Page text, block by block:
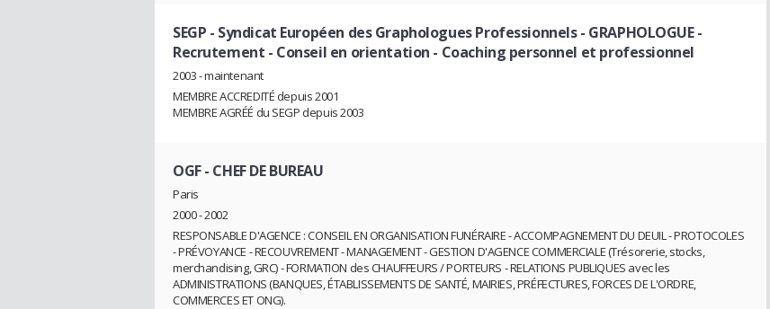
SEGP - Syndicat Européen des Graphologues Professionnels- GRAPHOLOGUE -
Recrutement - Conseil en orientation - Coaching personnel et professionnel
2003 - maintenant
MEMBRE ACCREDITÉ depuis 2001
MEMBRE AGRÉÉ du SEGP depuis 2003
OGF- CHEF DE BUREAU
Paris
2000 - 2002
RESPONSABLE D'AGENCE : CONSEIL EN ORGANISATION FUNÉRAIRE - ACCOMPAGNEMENT DU DEUIL - PROTOCOLES
- PRÉVOYANCE - RECOUVREMENT - MANAGEMENT - GESTION D'AGENCE COMMERCIALE (Trésorerie, stocks,
merchandising, GRC) - FORMATION des CHAUFFEURS / PORTEURS - RELATIONS PUBLIQUES avec les
ADMINISTRATIONS (BANQUES, ÉTABLISSEMENTS DE SANTÉ, MAIRIES, PRÉFECTURES, FORCES DE L'ORDRE,
COMMERCES ET ONG).